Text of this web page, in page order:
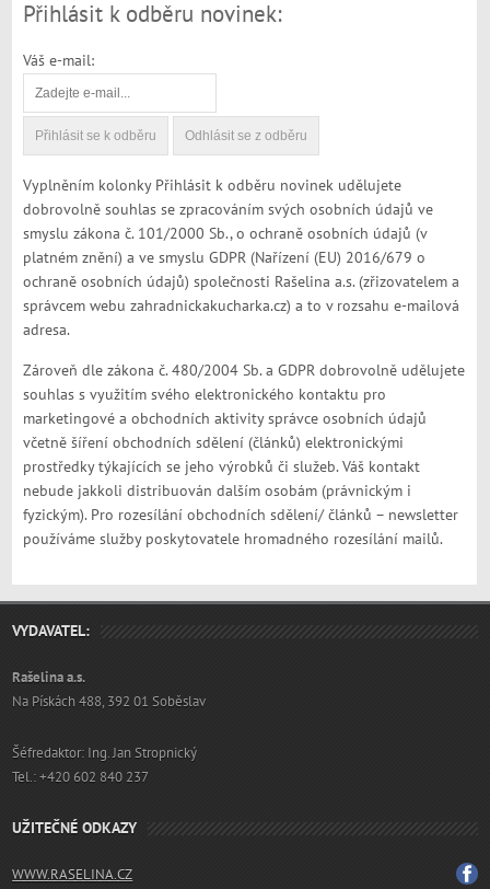
Přihlásit k odběru novinek:
Váš e-mail:
Vyplněním kolonky Přihlásit k odběru novinek udělujete
dobrovolně souhlas se zpracováním svých osobních údajů ve
smyslu zákona č. 101/2000 Sb., o ochraně osobních údajů (v
platném znění) a ve smyslu GDPR (Nařízení (EU) 2016/679 o
ochraně osobních údajů) společnosti Rašelina a.s. (zřizovatelem a
správcem webu zahradnickakucharka.cz) a to v rozsahu e-mailová
adresa.
Zároveň dle zákona č. 480/2004 Sb. a GDPR dobrovolně udělujete
souhlas s využitím svého elektronického kontaktu pro
marketingové a obchodních aktivity správce osobních údajů
včetně šíření obchodních sdělení (článků) elektronickými
prostředky týkajících se jeho výrobků či služeb. Váš kontakt
nebude jakkoli distribuován dalším osobám (právnickým i
fyzickým). Pro rozesílání obchodních sdělení/ článků – newsletter
používáme služby poskytovatele hromadného rozesílání mailů.
VYDAVATEL:
Rašelina a.s.
Na Pískách 488, 392 01 Soběslav
Šéfredaktor: Ing. Jan Stropnický
Tel.: +420 602 840 237
UŽITEČNÉ ODKAZY
WWW.RASELINA.CZ